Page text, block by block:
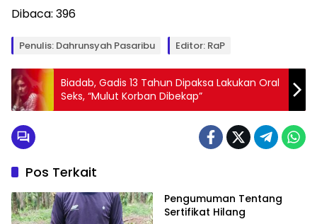
Dibaca: 396
Penulis: Dahrunsyah Pasaribu Editor: RaP
Biadab, Gadis 13 Tahun Dipaksa Lakukan Oral
Seks, “Mulut Korban Dibekap”
Pos Terkait
Pengumuman Tentang
Sertifikat Hilang